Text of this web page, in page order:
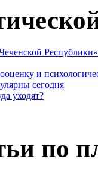
Республики»
и
сегодня
уходят?
по